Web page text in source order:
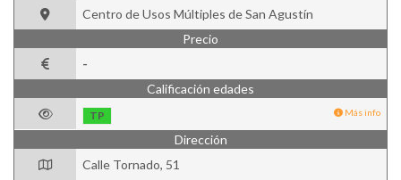
Centro de Usos Múltiples de San Agustín
Precio
-
Calificación edades
TP Más info
Dirección
Calle Tornado, 51